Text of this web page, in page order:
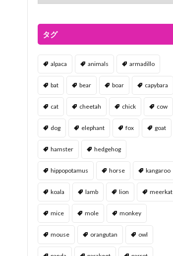
タグ
alpaca animals armadillo
bat bear boar capybara
cat cheetah chick cow
dog elephant fox goat
hamster hedgehog
hippopotamus horse kangaroo
koala lamb lion meerkat
mice mole monkey
mouse orangutan owl